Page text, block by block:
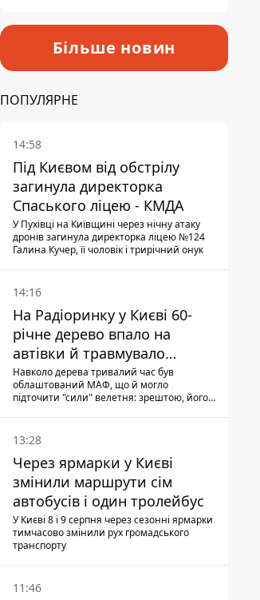
Більше новин
ПОПУЛЯРНЕ
14:58
Під Києвом від обстрілу
загинула директорка
Спаського ліцею - КМДА
У Пухівці на Київщині через нічну атаку
дронів загинула директорка ліцею №124
Галина Кучер, її чоловік і трирічний онук
14:16
На Радіоринку у Києві 60-
річне дерево впало на
автівки й травмувало
людину - подробиці
Навколо дерева тривалий час був
облаштований МАФ, що й могло
підточити "сили" велетня: зрештою, його
13:28
Через ярмарки у Києві
змінили маршрути сім
автобусів і один тролейбус
У Києві 8 і 9 серпня через сезонні ярмарки
тимчасово змінили рух громадського
транспорту
11:46